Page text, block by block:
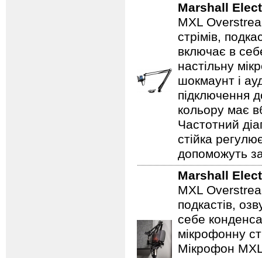
Marshall
MXL
стрімів,
включає в
настільну
шокмаунт і
підключення
кольору має
Частотний
стійка
допоможуть
Marshall
MXL
подкастів,
себе
мікрофонну
Мікрофон